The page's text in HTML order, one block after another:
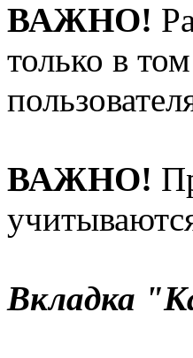
ВАЖНО!
только в
ВАЖНО!
Вкладка